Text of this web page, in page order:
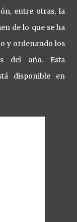
entre otras, la
de lo que se ha
y ordenando los
del año. Esta
disponible en